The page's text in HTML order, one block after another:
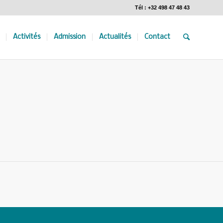
Tél : +32 498 47 48 43
Activités Admission Actualités Contact